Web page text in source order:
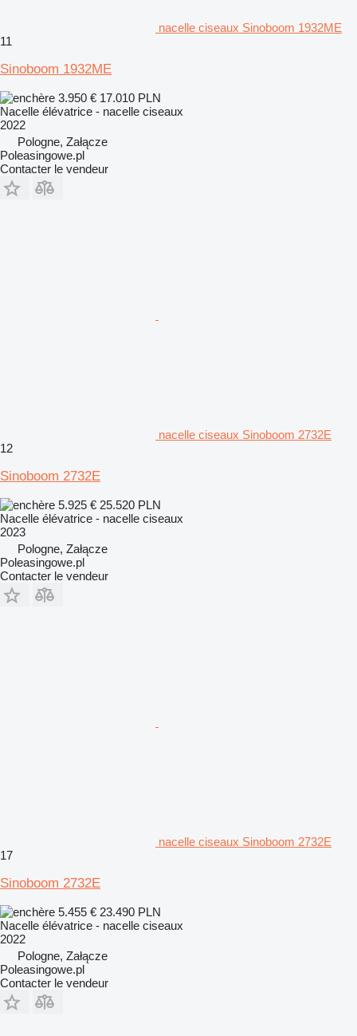
nacelle ciseaux Sinoboom 1932ME
11
Sinoboom 1932ME
3.950 € 17.010 PLN
Nacelle élévatrice - nacelle ciseaux
2022
Pologne, Załącze
Poleasingowe.pl
Contacter le vendeur
nacelle ciseaux Sinoboom 2732E
12
Sinoboom 2732E
5.925 € 25.520 PLN
Nacelle élévatrice - nacelle ciseaux
2023
Pologne, Załącze
Poleasingowe.pl
Contacter le vendeur
nacelle ciseaux Sinoboom 2732E
17
Sinoboom 2732E
5.455 € 23.490 PLN
Nacelle élévatrice - nacelle ciseaux
2022
Pologne, Załącze
Poleasingowe.pl
Contacter le vendeur